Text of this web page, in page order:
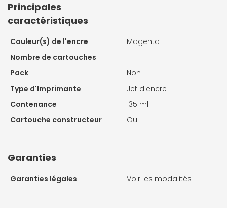
Principales
caractéristiques
Couleur(s) de l'encre
Magenta
Nombre de cartouches
1
Pack
Non
Type d'Imprimante
Jet d'encre
Contenance
135 ml
Cartouche constructeur
Oui
Garanties
Garanties légales Voir les modalités